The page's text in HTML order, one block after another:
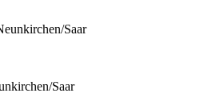
Saar
Saar